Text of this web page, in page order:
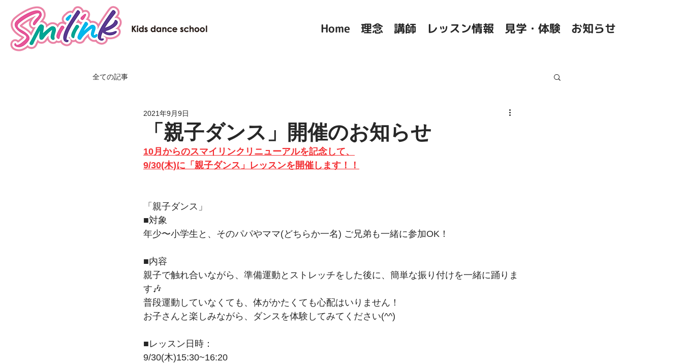
Home 理念 講師 レッスン情報 見学・体験 お知らせ
全ての記事
「親子ダンス」開催のお知らせ
2021年9月9日
10月からのスマイリンクリニューアルを記念して、
9/30(木)に「親子ダンス」レッスンを開催します！！
「親子ダンス」
■対象
年少〜小学生と、そのパパやママ(どちらか一名) ご兄弟も一緒に参加OK！
■内容
親子で触れ合いながら、準備運動とストレッチをした後に、簡単な振り付けを一緒に踊りま
す🎶
普段運動していなくても、体がかたくても心配はいりません！
お子さんと楽しみながら、ダンスを体験してみてください(^^)
■レッスン日時：
9/30(木)15:30~16:20